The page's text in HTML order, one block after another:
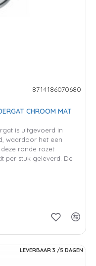
8714186070680
CHROOM MAT
is uitgevoerd in
waardoor het een
ronde rozet
per stuk geleverd. De
LEVERBAAR 3 /5 DAGEN